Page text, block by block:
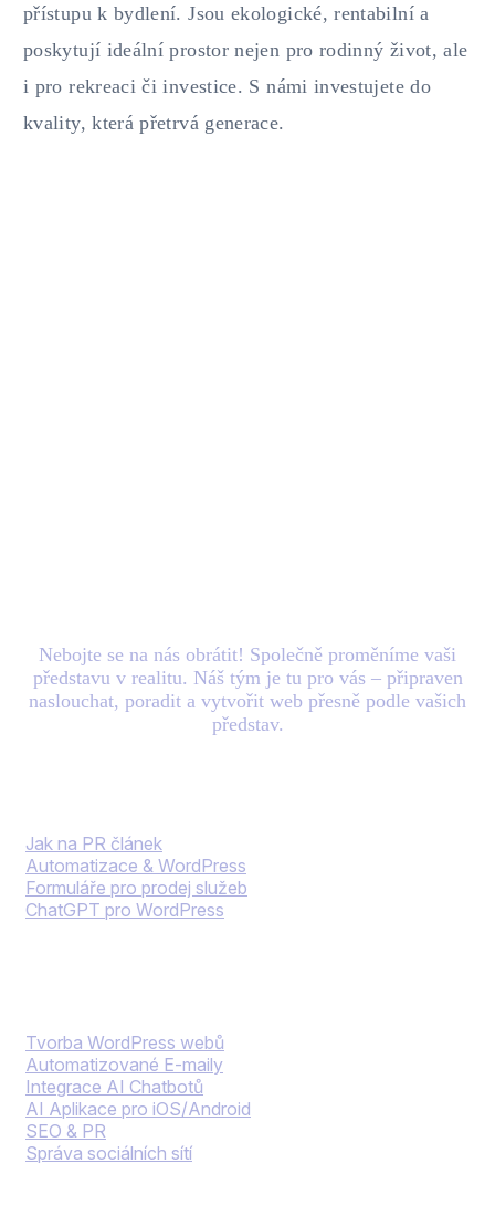
přístupu k bydlení. Jsou ekologické, rentabilní a
poskytují ideální prostor nejen pro rodinný život, ale
i pro rekreaci či investice. S námi investujete do
kvality, která přetrvá generace.
Nebojte se na nás obrátit! Společně proměníme vaši
představu v realitu. Náš tým je tu pro vás – připraven
naslouchat, poradit a vytvořit web přesně podle vašich
představ.
Jak na PR článek
Automatizace & WordPress
Formuláře pro prodej služeb
ChatGPT pro WordPress
Tvorba WordPress webů
Automatizované E-maily
Integrace AI Chatbotů
AI Aplikace pro iOS/Android
SEO & PR
Správa sociálních sítí